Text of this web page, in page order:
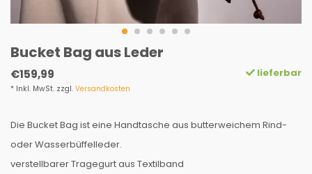
Bucket Bag aus Leder
€159,99
* Inkl. MwSt. zzgl. Versandkosten
lieferbar
Die Bucket Bag ist eine Handtasche aus butterweichem Rind-
oder Wasserbüffelleder.
verstellbarer Tragegurt aus Textilband